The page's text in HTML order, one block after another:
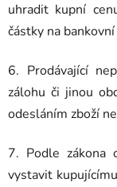
uhradit kupní
částky na
6. Prodávající
zálohu či jinou
odesláním zboží
7. Podle zákona
vystavit